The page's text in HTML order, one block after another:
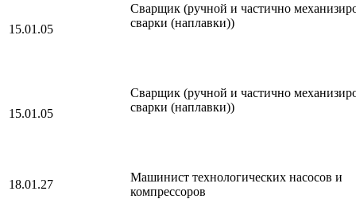
15.01.05
Сварщик (ручной и частично
сварки (наплавки))
15.01.05
Сварщик (ручной и частично
сварки (наплавки))
18.01.27
Машинист технологических насосов и
компрессоров